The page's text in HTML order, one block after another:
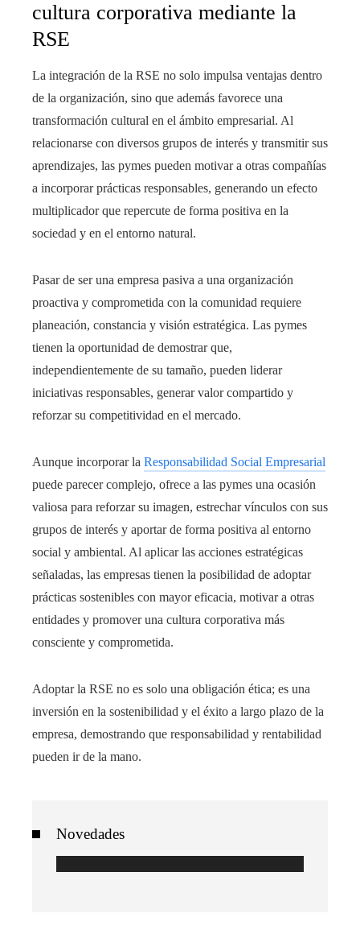
cultura corporativa mediante la
RSE
La integración de la RSE no solo impulsa ventajas dentro
de la organización, sino que además favorece una
transformación cultural en el ámbito empresarial. Al
relacionarse con diversos grupos de interés y transmitir sus
aprendizajes, las pymes pueden motivar a otras compañías
a incorporar prácticas responsables, generando un efecto
multiplicador que repercute de forma positiva en la
sociedad y en el entorno natural.
Pasar de ser una empresa pasiva a una organización
proactiva y comprometida con la comunidad requiere
planeación, constancia y visión estratégica. Las pymes
tienen la oportunidad de demostrar que,
independientemente de su tamaño, pueden liderar
iniciativas responsables, generar valor compartido y
reforzar su competitividad en el mercado.
Aunque incorporar la Responsabilidad Social Empresarial
puede parecer complejo, ofrece a las pymes una ocasión
valiosa para reforzar su imagen, estrechar vínculos con sus
grupos de interés y aportar de forma positiva al entorno
social y ambiental. Al aplicar las acciones estratégicas
señaladas, las empresas tienen la posibilidad de adoptar
prácticas sostenibles con mayor eficacia, motivar a otras
entidades y promover una cultura corporativa más
consciente y comprometida.
Adoptar la RSE no es solo una obligación ética; es una
inversión en la sostenibilidad y el éxito a largo plazo de la
empresa, demostrando que responsabilidad y rentabilidad
pueden ir de la mano.
Novedades